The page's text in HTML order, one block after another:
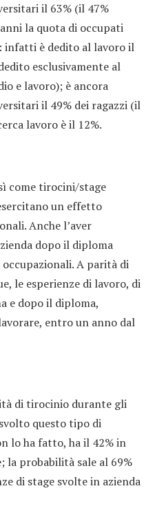
il 63% (il 47%
la quota di occupati
infatti è dedito al lavoro il
esclusivamente al
e lavoro); è ancora
il 49% dei ragazzi (il
lavoro è il 12%.
come tirocini/stage
un effetto
Anche l’aver
dopo il diploma
A parità di
le esperienze di lavoro, di
e dopo il diploma,
entro un anno dal
di tirocinio durante gli
questo tipo di
lo ha fatto, ha il 42% in
la probabilità sale al 69%
di stage svolte in azienda